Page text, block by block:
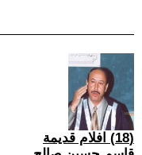
(18) افلام قديمة